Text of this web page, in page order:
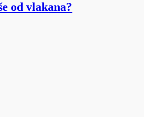
od vlakana?